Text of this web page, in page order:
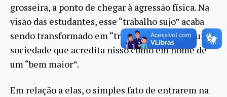
grosseira, a ponto de chegar à agressão física. Na
visão das estudantes, esse “trabalho sujo” acaba
sendo transformado em “trabalho limpo” por uma
sociedade que acredita nisso como em nome de
um “bem maior”.
Em relação a elas, o simples fato de entrarem na